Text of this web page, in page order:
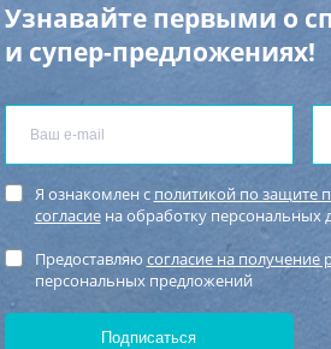
Узнавайте первыми о
и супер-предложениях!
Я ознакомлен с политикой по защите
согласиена обработку персональных
Предоставляю согласие на получение
персональных предложений